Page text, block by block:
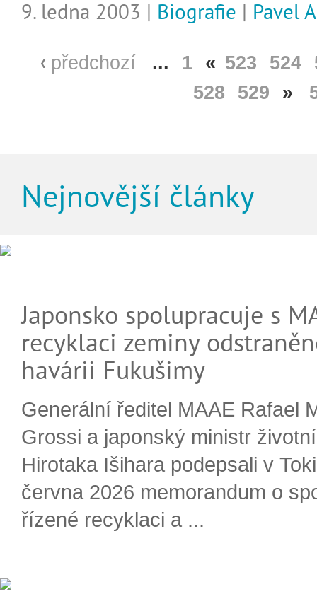
9. ledna 2003 | Biografie | Pavel
předchozí ... 1 « 523 524
528
529 »
Nejnovější články
Japonsko spolupracuje s
recyklaci zeminy
havárii Fukušimy
Generální ředitel MAAE Rafael
Grossi a japonský ministr
Hirotaka Išihara podepsali v
června 2026 memorandum o
řízené recyklaci a ...